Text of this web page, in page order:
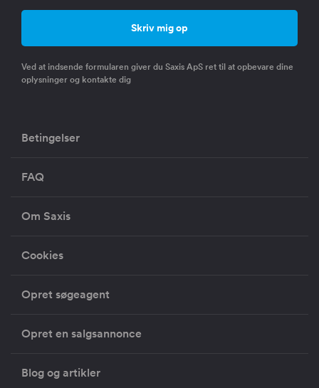
Ved at indsende formularen giver du Saxis ApS ret til at opbevare dine
oplysninger og kontakte dig
Betingelser
FAQ
Om Saxis
Cookies
Opret søgeagent
Opret en salgsannonce
Blog og artikler